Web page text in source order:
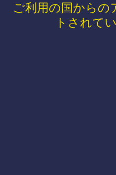
ご利用の国からの
トされて